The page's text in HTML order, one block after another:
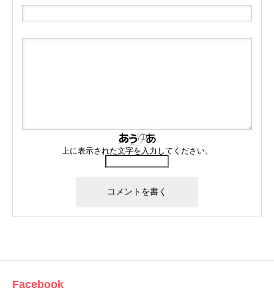
上に表示された文字を入力してください。
Facebook